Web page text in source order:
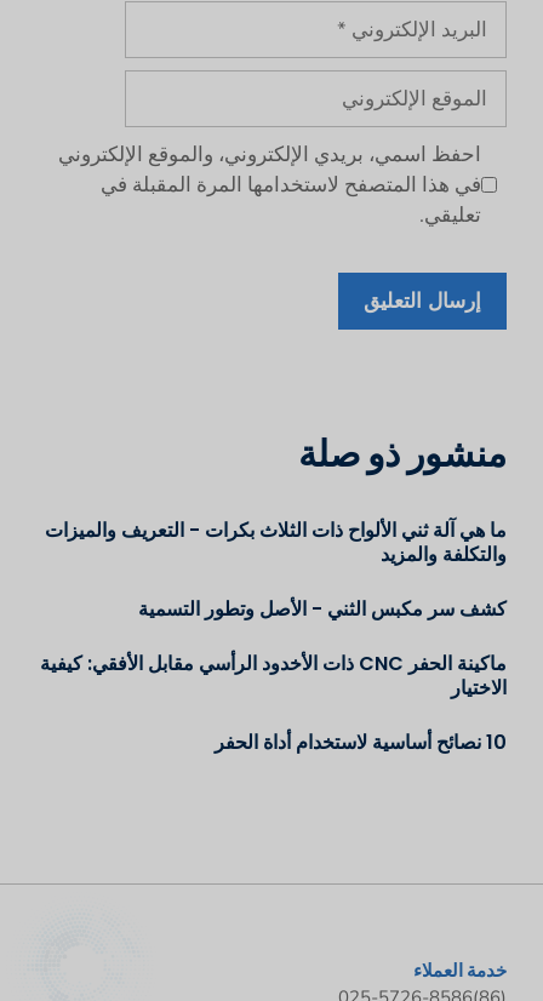
البريد
الإلكتروني
الموقع
الإلكتروني
احفظ اسمي، بريدي الإلكتروني، والموقع الإلكتروني
في هذا المتصفح لاستخدامها المرة المقبلة في
تعليقي.
منشور ذو صلة
ما هي آلة ثني الألواح ذات الثلاث بكرات - التعريف والميزات
والتكلفة والمزيد
كشف سر مكبس الثني - الأصل وتطور التسمية
ماكينة الحفر CNC ذات الأخدود الرأسي مقابل الأفقي: كيفية
الاختيار
10 نصائح أساسية لاستخدام أداة الحفر
خدمة العملاء